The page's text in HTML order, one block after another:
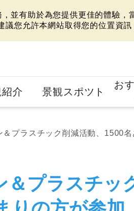
並有助於為您提供更佳的體驗，
您允許本網站取得您的位置資訊
介 景観スポツト
お
＆プラスチック削減活動、1500
＆プラスチッ